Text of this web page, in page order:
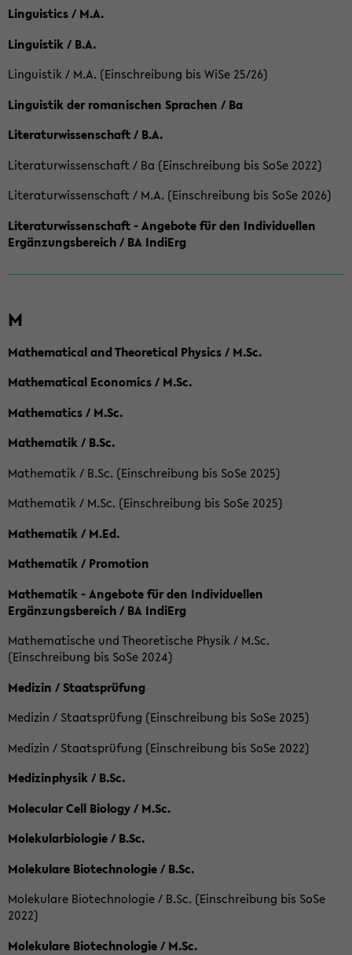
Linguistics / M.A.
Linguistik / B.A.
Linguistik / M.A. (Einschreibung bis WiSe 25/26)
Linguistik der romanischen Sprachen / Ba
Literaturwissenschaft / B.A.
Literaturwissenschaft / Ba (Einschreibung bis SoSe 2022)
Literaturwissenschaft / M.A. (Einschreibung bis SoSe 2026)
Literaturwissenschaft - Angebote für den Individuellen
Ergänzungsbereich / BA IndiErg
M
Mathematical and Theoretical Physics / M.Sc.
Mathematical Economics / M.Sc.
Mathematics / M.Sc.
Mathematik / B.Sc.
Mathematik / B.Sc. (Einschreibung bis SoSe 2025)
Mathematik / M.Sc. (Einschreibung bis SoSe 2025)
Mathematik / M.Ed.
Mathematik / Promotion
Mathematik - Angebote für den Individuellen
Ergänzungsbereich / BA IndiErg
Mathematische und Theoretische Physik / M.Sc.
(Einschreibung bis SoSe 2024)
Medizin / Staatsprüfung
Medizin / Staatsprüfung (Einschreibung bis SoSe 2025)
Medizin / Staatsprüfung (Einschreibung bis SoSe 2022)
Medizinphysik / B.Sc.
Molecular Cell Biology / M.Sc.
Molekularbiologie / B.Sc.
Molekulare Biotechnologie / B.Sc.
Molekulare Biotechnologie / B.Sc. (Einschreibung bis SoSe
2022)
Molekulare Biotechnologie / M.Sc.